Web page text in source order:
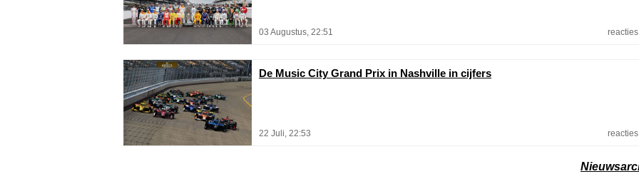
03 Augustus, 22:51
De Music City Grand Prix in Nashville in cijfers
22 Juli, 22:53